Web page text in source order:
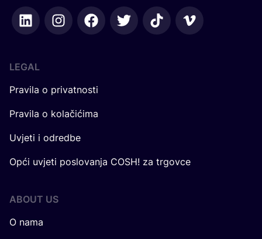
LEGAL
Pravila o privatnosti
Pravila o kolačićima
Uvjeti i odredbe
Opći uvjeti poslovanja COSH! za trgovce
ABOUT US
O nama